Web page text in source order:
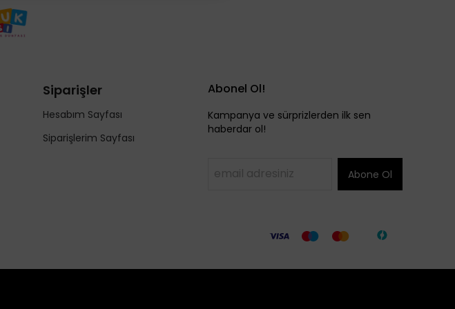
Siparişler
Hesabım Sayfası
Siparişlerim Sayfası
Abonel Ol!
Kampanya ve sürprizlerden ilk sen
haberdar ol!
Abone Ol